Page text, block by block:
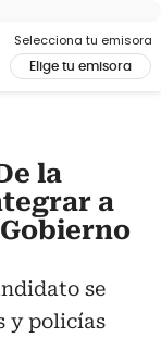
Selecciona tu emisora
Elige tu emisora
la
a
se
y policías